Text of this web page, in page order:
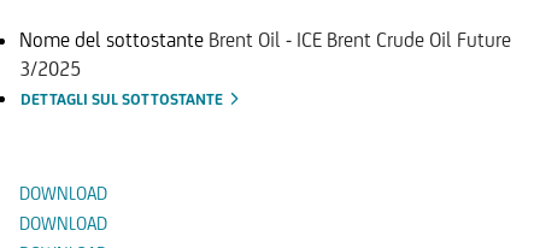
Nome del sottostante Brent Oil - ICE Brent Crude Oil Future
3/2025
DETTAGLI SUL SOTTOSTANTE
DOWNLOAD
DOWNLOAD